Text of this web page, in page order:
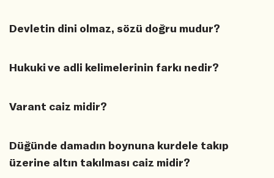
Devletin dini olmaz, sözü doğru mudur?
Hukuki ve adli kelimelerinin farkı nedir?
Varant caiz midir?
Düğünde damadın boynuna kurdele takıp
üzerine altın takılması caiz midir?